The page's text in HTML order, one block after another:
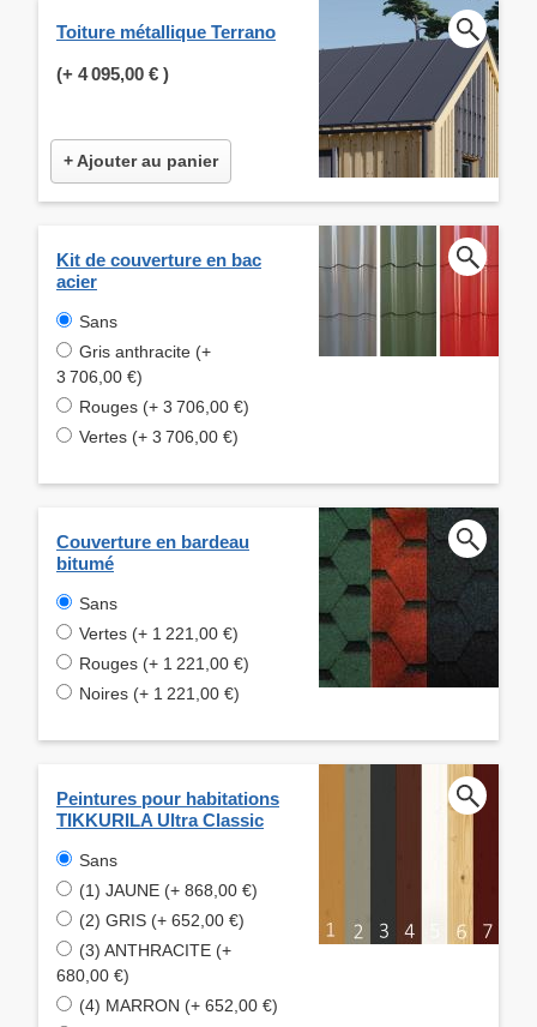
Toiture métallique Terrano
(+ 4 095,00 € )
+ Ajouter au panier
Kit de couverture en bac
acier
Sans
Gris anthracite (+
3 706,00 €)
Rouges (+ 3 706,00 €)
Vertes (+ 3 706,00 €)
Couverture en bardeau
bitumé
Sans
Vertes (+ 1 221,00 €)
Rouges (+ 1 221,00 €)
Noires (+ 1 221,00 €)
Peintures pour habitations
TIKKURILA Ultra Classic
Sans
(1) JAUNE (+ 868,00 €)
(2) GRIS (+ 652,00 €)
(3) ANTHRACITE (+
680,00 €)
(4) MARRON (+ 652,00 €)